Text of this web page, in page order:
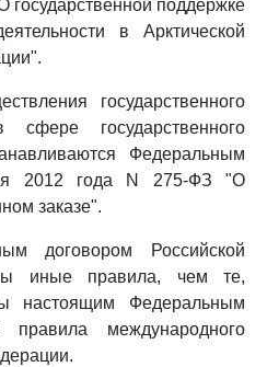
государственной поддержке
в Арктической
государственного
государственного
Федеральным
2012 года N 275-ФЗ "О
заказе".
договором Российской
иные правила, чем те,
настоящим Федеральным
правила международного